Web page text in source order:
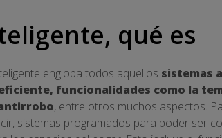
qué es
engloba todos aquellos sistemas
funcionalidades como la
, entre otros muchos aspectos.
sistemas programados para poder ser